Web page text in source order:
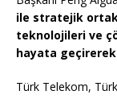
ile stratejik
teknolojileri ve
hayata geçirerek
Türk Telekom,